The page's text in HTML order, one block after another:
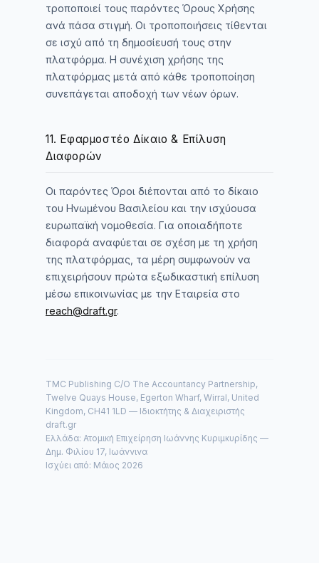
τροποποιεί τους παρόντες Όρους Χρήσης
ανά πάσα στιγμή. Οι τροποποιήσεις τίθενται
σε ισχύ από τη δημοσίευσή τους στην
πλατφόρμα. Η συνέχιση χρήσης της
πλατφόρμας μετά από κάθε τροποποίηση
συνεπάγεται αποδοχή των νέων όρων.
11. Εφαρμοστέο Δίκαιο & Επίλυση
Διαφορών
Οι παρόντες Όροι διέπονται από το δίκαιο
του Ηνωμένου Βασιλείου και την ισχύουσα
ευρωπαϊκή νομοθεσία. Για οποιαδήποτε
διαφορά αναφύεται σε σχέση με τη χρήση
της πλατφόρμας, τα μέρη συμφωνούν να
επιχειρήσουν πρώτα εξωδικαστική επίλυση
μέσω επικοινωνίας με την Εταιρεία στο
reach@draft.gr.
TMC Publishing C/O The Accountancy Partnership,
Twelve Quays House, Egerton Wharf, Wirral, United
Kingdom, CH41 1LD — Ιδιοκτήτης & Διαχειριστής
draft.gr
Ελλάδα: Ατομική Επιχείρηση Ιωάννης Κυριμκυρίδης —
Δημ. Φιλίου 17, Ιωάννινα
Ισχύει από: Μάιος 2026